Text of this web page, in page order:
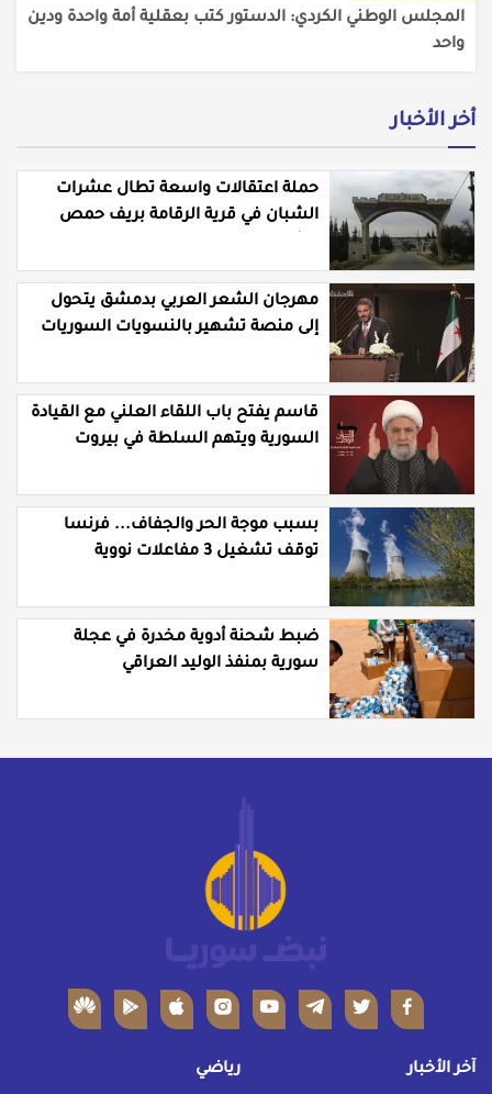
المجلس الوطني الكردي: الدستور كتب بعقلية أمة واحدة ودين
واحد
أخر الأخبار
حملة اعتقالات واسعة تطال عشرات
الشبان في قرية الرقامة بريف حمص
مهرجان الشعر العربي بدمشق يتحول
إلى منصة تشهير بالنسويات السوريات
قاسم يفتح باب اللقاء العلني مع القيادة
السورية ويتهم السلطة في بيروت
بسبب موجة الحر والجفاف... فرنسا
توقف تشغيل 3 مفاعلات نووية
ضبط شحنة أدوية مخدرة في عجلة
سورية بمنفذ الوليد العراقي
آخر الأخبار رياضي